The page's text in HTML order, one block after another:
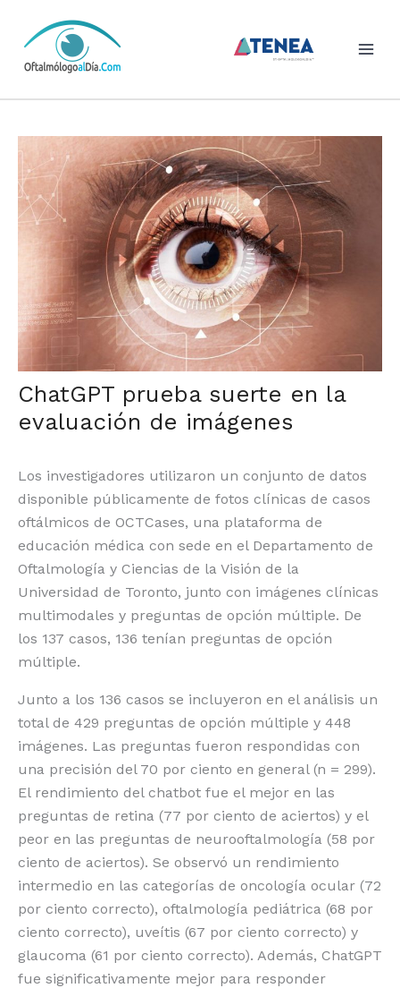
ChatGPT prueba suerte en la
evaluación de imágenes
Los investigadores utilizaron un conjunto de datos
disponible públicamente de fotos clínicas de casos
oftálmicos de OCTCases, una plataforma de
educación médica con sede en el Departamento de
Oftalmología y Ciencias de la Visión de la
Universidad de Toronto, junto con imágenes clínicas
multimodales y preguntas de opción múltiple. De
los 137 casos, 136 tenían preguntas de opción
múltiple.
Junto a los 136 casos se incluyeron en el análisis un
total de 429 preguntas de opción múltiple y 448
imágenes. Las preguntas fueron respondidas con
una precisión del 70 por ciento en general (n = 299).
El rendimiento del chatbot fue el mejor en las
preguntas de retina (77 por ciento de aciertos) y el
peor en las preguntas de neurooftalmología (58 por
ciento de aciertos). Se observó un rendimiento
intermedio en las categorías de oncología ocular (72
por ciento correcto), oftalmología pediátrica (68 por
ciento correcto), uveítis (67 por ciento correcto) y
glaucoma (61 por ciento correcto). Además, ChatGPT
fue significativamente mejor para responder